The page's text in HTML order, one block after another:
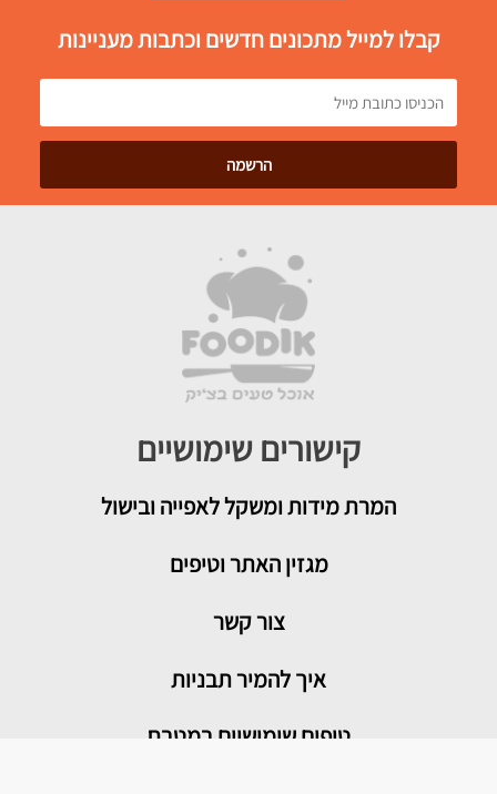
קבלו למייל מתכונים חדשים וכתבות מעניינות
קישורים שימושיים
המרת מידות ומשקל לאפייה ובישול
מגזין האתר וטיפים
צור קשר
איך להמיר תבניות
טיפים שימושיים במטבח